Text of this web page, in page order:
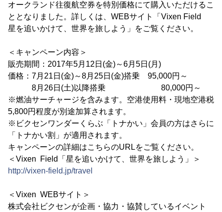
オークランド往復航空券を特別価格にて購入いただけるこ
ととなりました。詳しくは、WEBサイト「Vixen Field
星を追いかけて、世界を旅しよう」をご覧ください。
＜キャンペーン内容＞
販売期間：2017年5月12日(金)～6月5日(月)
価格：7月21日(金)～8月25日(金)搭乗 95,000円～
8月26日(土)以降搭乗 80,000円～
※燃油サーチャージを含みます。空港使用料・現地空港税
5,800円程度が別途加算されます。
※ビクセンワンダーくらぶ「トナかい」会員の方はさらに
「トナかい割」が適用されます。
キャンペーンの詳細はこちらのURLをご覧ください。
＜Vixen Field「星を追いかけて、世界を旅しよう」＞
http://vixen-field.jp/travel
＜Vixen WEBサイト＞
株式会社ビクセンが企画・協力・協賛しているイベント